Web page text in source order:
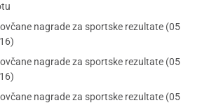
nagrade za sportske rezultate (05
nagrade za sportske rezultate (05
nagrade za sportske rezultate (05